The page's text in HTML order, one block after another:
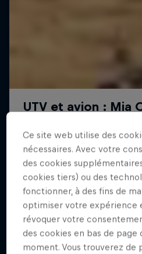
Ce site web utilise des
nécessaires. Avec votre
des cookies
cookies tiers) ou des
fonctionner, à des fins de
optimiser votre expérience
révoquer votre
des cookies en bas de page
moment. Vous trouverez de